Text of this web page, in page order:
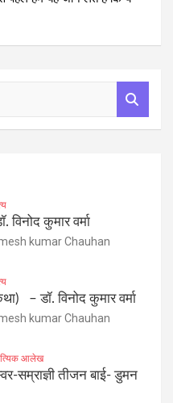
कुमार वर्मा
kumar Chauhan
– डॉ. विनोद कुमार वर्मा
kumar Chauhan
आलेख
सम्राज्ञी तीजन बाई- डुमन